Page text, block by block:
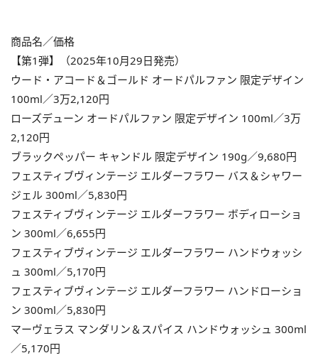
商品名／価格
【第1弾】（2025年10月29日発売）
ウード・アコード＆ゴールド オードパルファン 限定デザイン
100ml／3万2,120円
ローズデューン オードパルファン 限定デザイン 100ml／3万
2,120円
ブラックペッパー キャンドル 限定デザイン 190g／9,680円
フェスティブヴィンテージ エルダーフラワー バス＆シャワー
ジェル 300ml／5,830円
フェスティブヴィンテージ エルダーフラワー ボディローショ
ン 300ml／6,655円
フェスティブヴィンテージ エルダーフラワー ハンドウォッシ
ュ 300ml／5,170円
フェスティブヴィンテージ エルダーフラワー ハンドローショ
ン 300ml／5,830円
マーヴェラス マンダリン＆スパイス ハンドウォッシュ 300ml
／5,170円